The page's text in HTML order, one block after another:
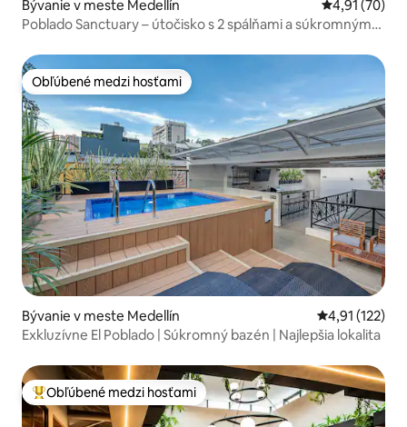
Bývanie v meste Medellín Priemerné
4,91 (70)
Poblado Sanctuary – útočisko s 2 spálňami a súkromným
Obľúbené medzi hosťami
Obľúbené medzi hosťami
Bývanie v meste Medellín Priemerné
4,91 (122)
Exkluzívne El Poblado | Súkromný bazén | Najlepšia lokalita
Najobľúbenejšie medzi hosťami
Obľúbené medzi hosťami